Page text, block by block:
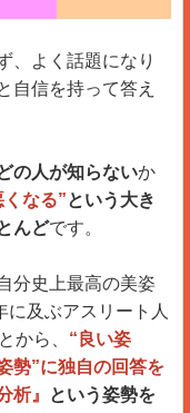
、よく話題になり
自信を持って答え
の人が知らないか
なる”という大き
んどです。
分史上最高の美姿
及ぶアスリート人
から、 “良い姿
勢”に独自の回答を
析』
という姿勢を